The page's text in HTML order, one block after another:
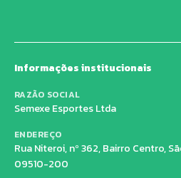
Informações institucionais
RAZÃO SOCIAL
Semexe Esportes Ltda
ENDEREÇO
Rua Niteroi, nº 362, Bairro Centro,
09510-200